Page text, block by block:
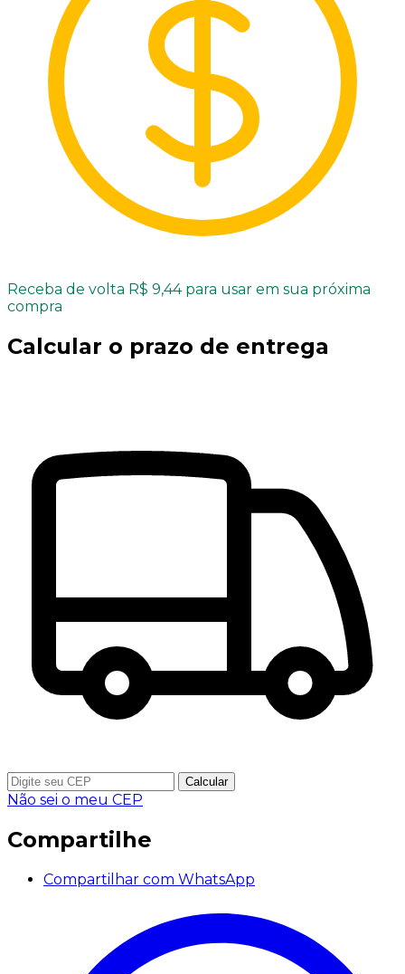
Receba de volta R$ 9,44 para usar em sua próxima
compra
Calcular o prazo de entrega
Calcular
Não sei o meu CEP
Compartilhe
Compartilhar com WhatsApp